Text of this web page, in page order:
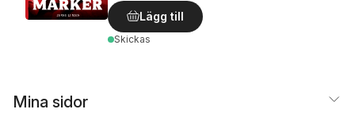
Lägg till
Skickas
Mina sidor